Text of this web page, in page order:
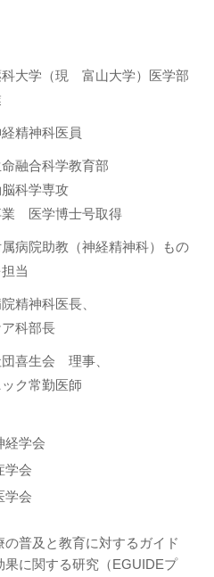
科大学（現 富山大学）医学部
精神科医員
命融合科学教育部
科学専攻
業 医学博士号取得
病院助教（神経精神科）もの
当
精神科医長、
科部長
喜生会 理事、
ク常勤医師
経学会
学会
学会
の普及と教育に対するガイド
果に関する研究（EGUIDEプ